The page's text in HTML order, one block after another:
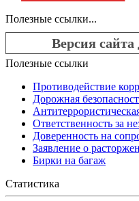
Полезные ссылки...
Версия
Полезные ссылки
Противодействие
Дорожная
Ответственность за
Доверенность на
Заявление о
Бирки на багаж
Статистика